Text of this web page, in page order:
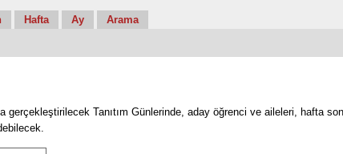
Hafta Ay Arama
gerçekleştirilecek Tanıtım Günlerinde, aday öğrenci ve aileleri, hafta